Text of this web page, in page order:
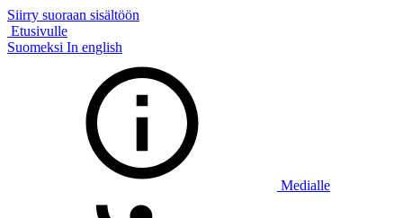
Siirry suoraan sisältöön
Etusivulle
Suomeksi In english
Medialle